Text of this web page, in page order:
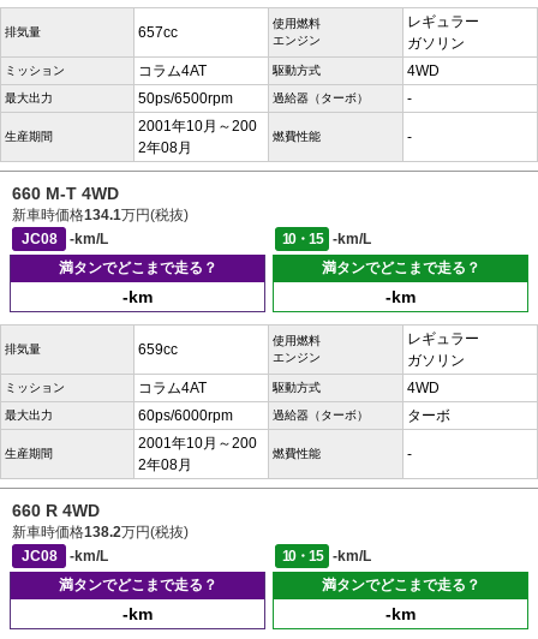
排気量 657cc
使用燃料
エンジン
レギュラー
ガソリン
ミッション コラム4AT 駆動方式 4WD
最大出力 50ps/6500rpm 過給器（ターボ） -
生産期間
2001年10月～200
2年08月
燃費性能 -
660 M-T 4WD
新車時価格134.1万円(税抜)
JC08
-km/L 10・15
-km/L
満タンでどこまで走る？
-km
満タンでどこまで走る？
-km
排気量 659cc
使用燃料
エンジン
レギュラー
ガソリン
ミッション コラム4AT 駆動方式 4WD
最大出力 60ps/6000rpm 過給器（ターボ） ターボ
生産期間
2001年10月～200
2年08月
燃費性能 -
660 R 4WD
新車時価格138.2万円(税抜)
JC08
-km/L 10・15
-km/L
満タンでどこまで走る？
-km
満タンでどこまで走る？
-km